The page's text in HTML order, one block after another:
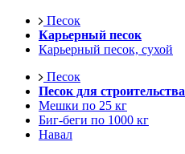
Песок
Карьерный песок
Карьерный песок, сухой
Песок
Песок для строительства
Мешки по 25 кг
Биг-беги по 1000 кг
Навал